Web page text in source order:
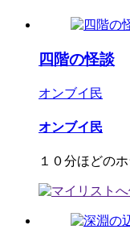
四階の怪談
オンブイ民
オンブイ民
１０分ほどの